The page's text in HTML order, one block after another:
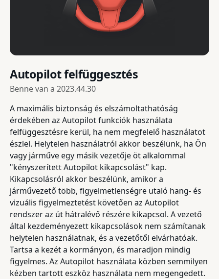
Autopilot felfüggesztés
Benne van a 2023.44.30
A maximális biztonság és elszámoltathatóság
érdekében az Autopilot funkciók használata
felfüggesztésre kerül, ha nem megfelelő használatot
észlel. Helytelen használatról akkor beszélünk, ha Ön
vagy járműve egy másik vezetője öt alkalommal
"kényszerített Autopilot kikapcsolást" kap.
Kikapcsolásról akkor beszélünk, amikor a
járművezető több, figyelmetlenségre utaló hang- és
vizuális figyelmeztetést követően az Autopilot
rendszer az út hátralévő részére kikapcsol. A vezető
által kezdeményezett kikapcsolások nem számítanak
helytelen használatnak, és a vezetőtől elvárhatóak.
Tartsa a kezét a kormányon, és maradjon mindig
figyelmes. Az Autopilot használata közben semmilyen
kézben tartott eszköz használata nem megengedett.